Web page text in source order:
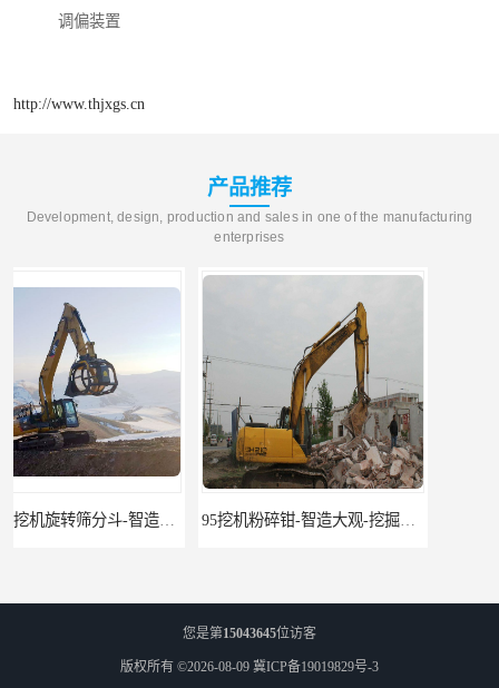
调偏装置
http://www.thjxgs.cn
产品推荐
Development, design, production and sales in one of the manufacturing
enterprises
95挖机粉碎钳-智造大观-挖掘机钢筋分离钳
您是第15043645位访客
版权所有 ©2026-08-09 冀ICP备19019829号-3